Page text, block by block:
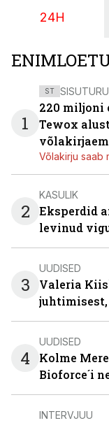
24H
1
ST
220 miljoni
Tewox
Võlakirju saab
2
KASULIK
Eksperdid
levinud
3
UUDISED
Valeria
4
UUDISED
Kolme
Bioforce´i
INTERVJUU